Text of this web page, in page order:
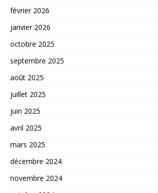
février 2026
janvier 2026
octobre 2025
septembre 2025
août 2025
juillet 2025
juin 2025
avril 2025
mars 2025
décembre 2024
novembre 2024